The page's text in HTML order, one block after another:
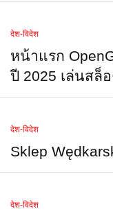
देश-विदेश
หน้าแรก
ปี 2025 เล่นสล็
देश-विदेश
Sklep
देश-विदेश